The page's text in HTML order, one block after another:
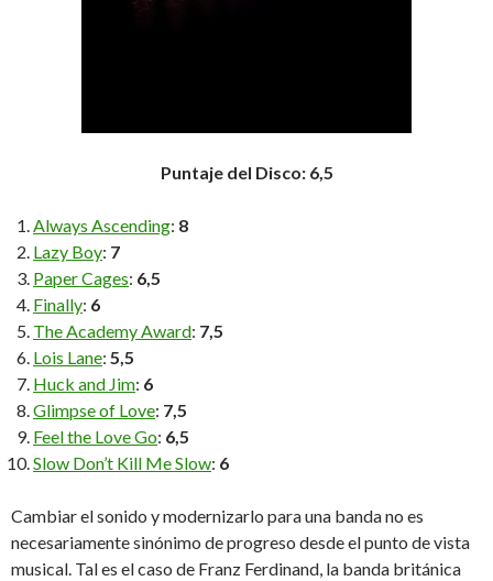
Puntaje del Disco: 6,5
Always Ascending: 8
Lazy Boy: 7
Paper Cages: 6,5
Finally: 6
The Academy Award: 7,5
Lois Lane: 5,5
Huck and Jim: 6
Glimpse of Love: 7,5
Feel the Love Go: 6,5
Slow Don’t Kill Me Slow: 6
Cambiar el sonido y modernizarlo para una banda no es
necesariamente sinónimo de progreso desde el punto de vista
musical. Tal es el caso de Franz Ferdinand, la banda británica